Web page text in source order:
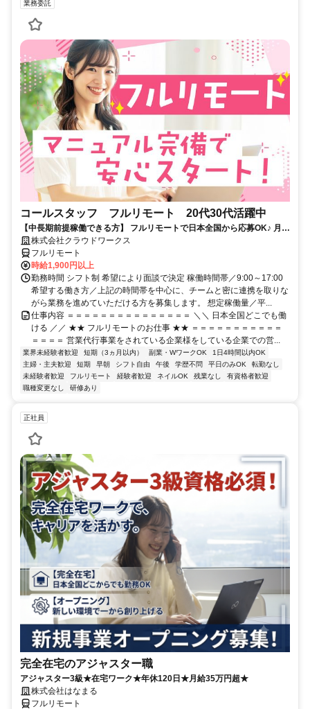
業務委託
コールスタッフ フルリモート 20代30代活躍中
【中長期前提稼働できる方】 フルリモートで日本全国から応募OK♪ 月稼
働80時間で安定収入！
株式会社クラウドワークス
フルリモート
時給1,900円以上
勤務時間 シフト制 希望により面談で決定 稼働時間帯／9:00～17:00
希望する働き方／上記の時間帯を中心に、チームと密に連携を取りな
がら業務を進めていただける方を募集します。 想定稼働量／平...
仕事内容 ＝＝＝＝＝＝＝＝＝＝＝＝＝＝＝ ＼＼ 日本全国どこでも働
ける ／／ ★★ フルリモートのお仕事 ★★ ＝＝＝＝＝＝＝＝＝＝＝
＝＝＝＝ 営業代行事業をされている企業様をしている企業での営...
業界未経験者歓迎 短期（3ヵ月以内） 副業・WワークOK
1日4時間以内OK
主婦・主夫歓迎
短期 早朝 シフト自由 午後 学歴不問 平日のみOK
転勤なし
未経験者歓迎
フルリモート 経験者歓迎 ネイルOK 残業なし
有資格者歓迎
職種変更なし
研修あり
正社員
完全在宅のアジャスター職
アジャスター3級★在宅ワーク★年休120日★月給35万円超★
株式会社はなまる
フルリモート